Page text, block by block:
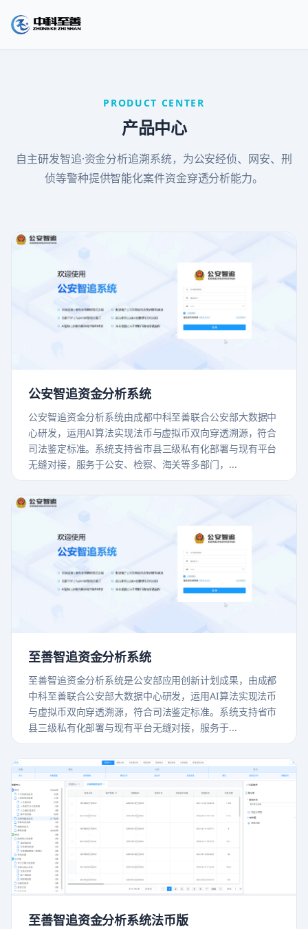
PRODUCT CENTER
产品中心
自主研发智追·资金分析追溯系统，为公安经侦、网安、刑
侦等警种提供智能化案件资金穿透分析能力。
公安智追资金分析系统
公安智追资金分析系统由成都中科至善联合公安部大数据中
心研发，运用AI算法实现法币与虚拟币双向穿透溯源，符合
司法鉴定标准。系统支持省市县三级私有化部署与现有平台
无缝对接，服务于公安、检察、海关等多部门，...
至善智追资金分析系统
至善智追资金分析系统是公安部应用创新计划成果，由成都
中科至善联合公安部大数据中心研发，运用AI算法实现法币
与虚拟币双向穿透溯源，符合司法鉴定标准。系统支持省市
县三级私有化部署与现有平台无缝对接，服务于...
至善智追资金分析系统法币版